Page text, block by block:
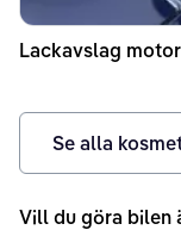
Lackavslag
Se alla
Vill du göra bilen